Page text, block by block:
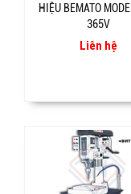
HIỆU BEMATO
365V
Liên hệ